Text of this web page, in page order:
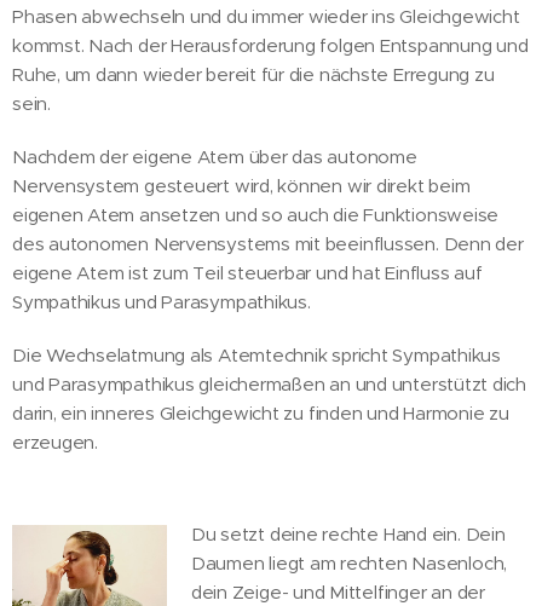
Phasen abwechseln und du immer wieder ins Gleichgewicht
kommst. Nach der Herausforderung folgen Entspannung und
Ruhe, um dann wieder bereit für die nächste Erregung zu
sein.
Nachdem der eigene Atem über das autonome
Nervensystem gesteuert wird, können wir direkt beim
eigenen Atem ansetzen und so auch die Funktionsweise
des autonomen Nervensystems mit beeinflussen. Denn der
eigene Atem ist zum Teil steuerbar und hat Einfluss auf
Sympathikus und Parasympathikus.
Die Wechselatmung als Atemtechnik spricht Sympathikus
und Parasympathikus gleichermaßen an und unterstützt dich
darin, ein inneres Gleichgewicht zu finden und Harmonie zu
erzeugen.
Du setzt deine rechte Hand ein. Dein
Daumen liegt am rechten Nasenloch,
dein Zeige- und Mittelfinger an der